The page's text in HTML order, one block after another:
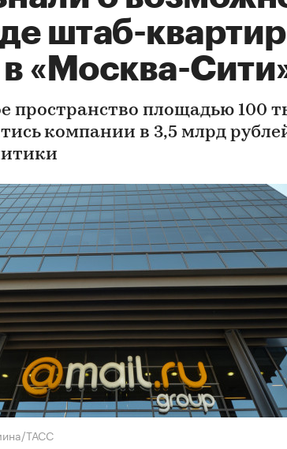
штаб-
«Москва-
пространство площадью 100
компании в 3,5 млрд
ТАСС